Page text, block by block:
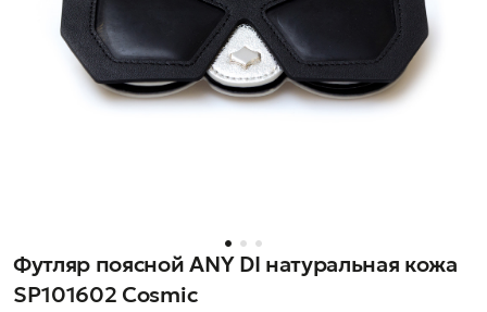
Футляр поясной ANY DI натуральная кожа
SP101602 Cosmic